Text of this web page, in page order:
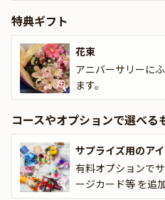
特典ギフト
花束
アニバーサリーに
ます。
コースやオプションで選べる
サプライズ用のア
有料オプションで
ージカード等 を追